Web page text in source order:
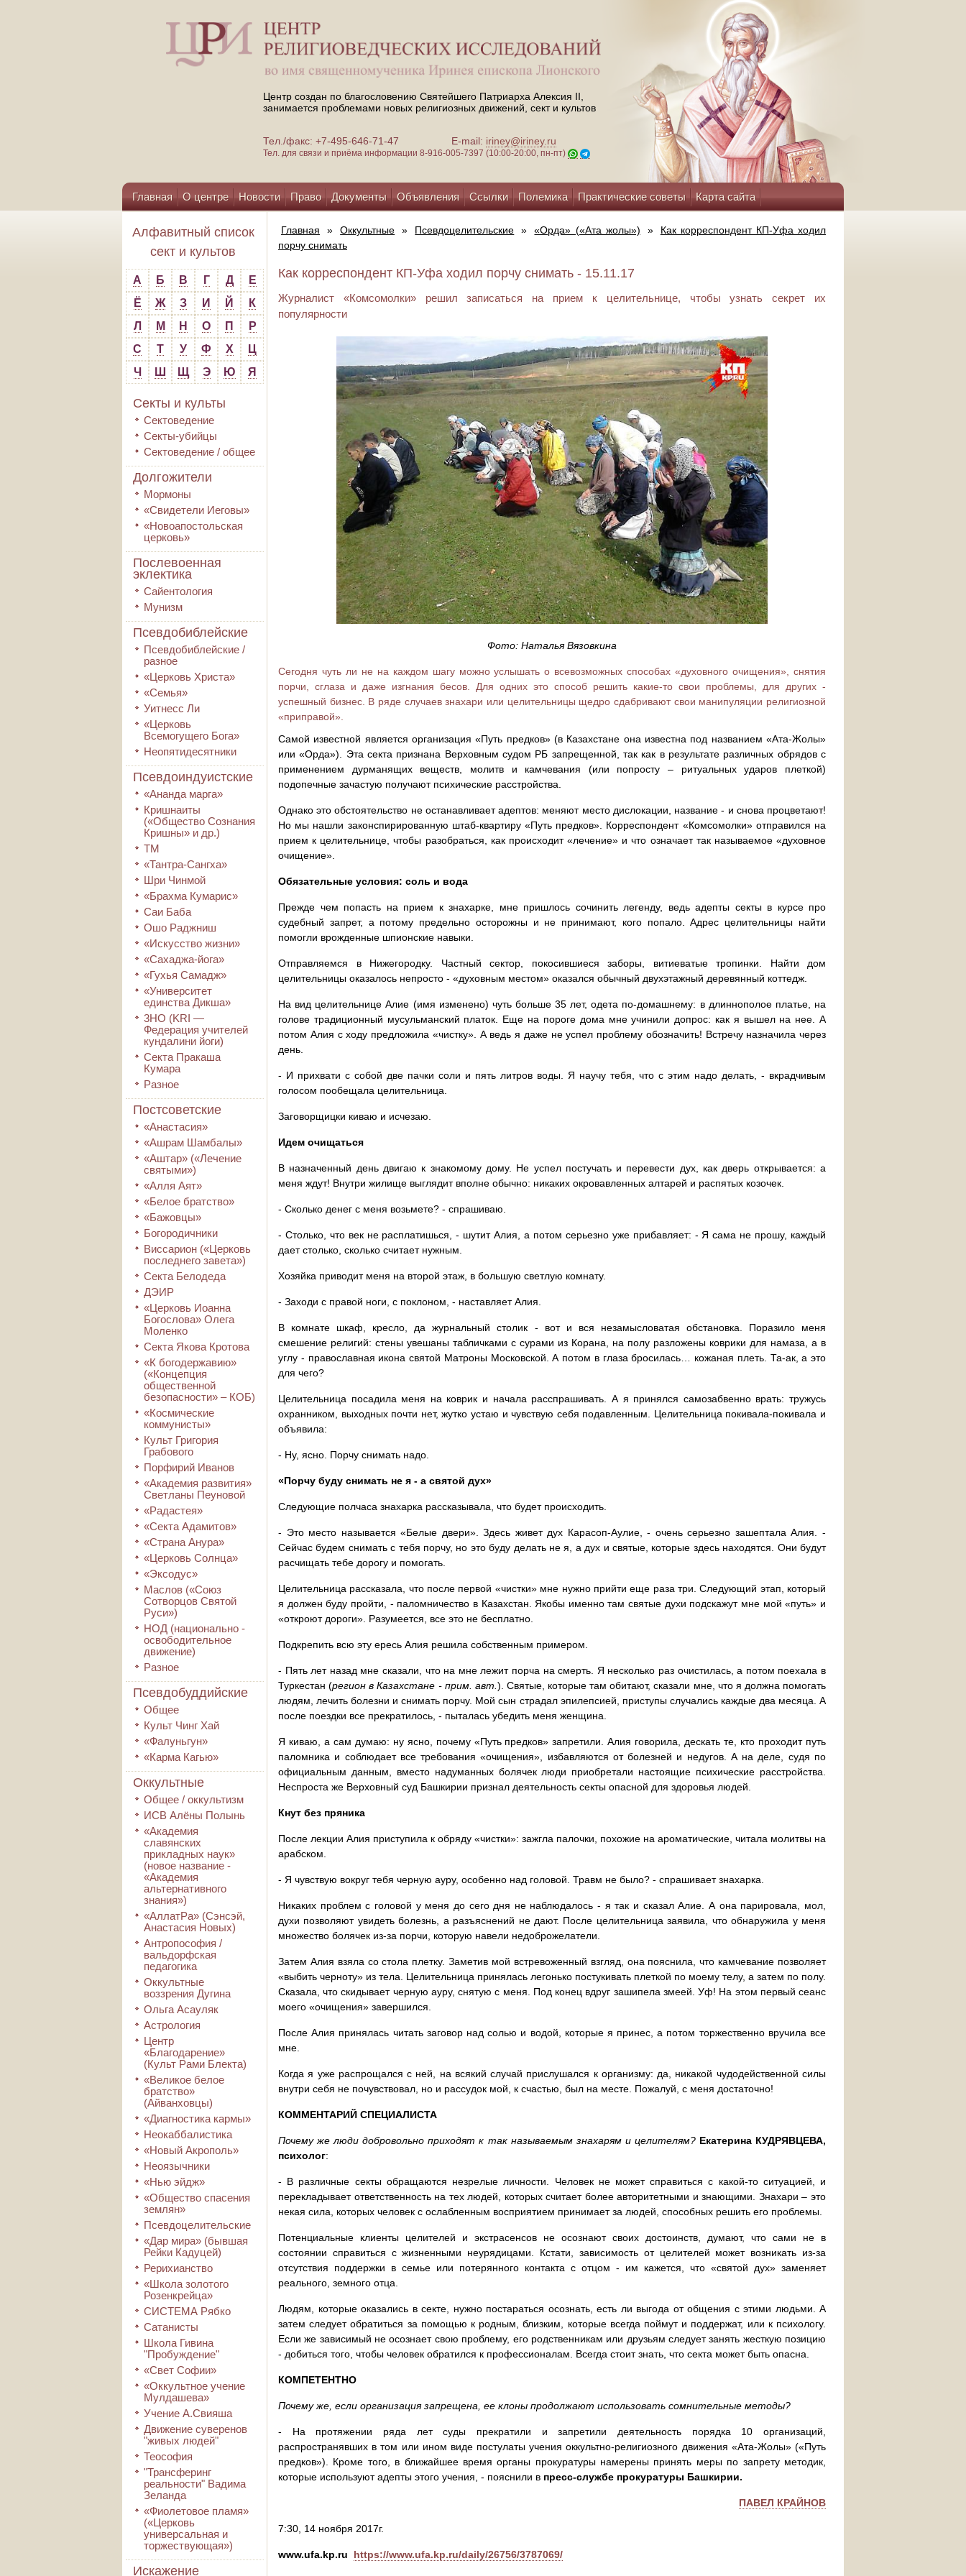
Центр создан по благословению Святейшего Патриарха Алексия II,
занимается проблемами новых религиозных движений, сект и культов
Тел./факс: +7-495-646-71-47 E-mail: iriney@iriney.ru
Тел. для связи и приёма информации 8-916-005-7397 (10:00-20:00, пн-пт)
Главная О центре Новости Право Документы Объявления Ссылки Полемика Практические советы Карта сайта
Помощь центру
Алфавитный список
сект и культов
А Б В Г Д
Е
Ё
Ж З И Й
К
Л
М Н О П
Р
С
Т У Ф Х
Ц
Ч
Ш Щ Э Ю Я
Секты и культы
Сектоведение
Секты-убийцы
Сектоведение / общее
Долгожители
Мормоны
«Свидетели Иеговы»
«Новоапостольская
церковь»
Послевоенная
эклектика
Сайентология
Мунизм
Псевдобиблейские
Псевдобиблейские /
разное
«Церковь Христа»
«Семья»
Уитнесс Ли
«Церковь
Всемогущего Бога»
Неопятидесятники
Псевдоиндуистские
«Ананда марга»
Кришнаиты
(«Общество Сознания
Кришны» и др.)
ТМ
«Тантра-Сангха»
Шри Чинмой
«Брахма Кумарис»
Саи Баба
Ошо Раджниш
«Искусство жизни»
«Сахаджа-йога»
«Гухья Самадж»
«Университет
единства Дикша»
3HO (KRI ―
Федерация учителей
кундалини йоги)
Секта Пракаша
Кумара
Разное
Постсоветские
«Анастасия»
«Ашрам Шамбалы»
«Аштар» («Лечение
святыми»)
«Алля Аят»
«Белое братство»
«Бажовцы»
Богородичники
Виссарион («Церковь
последнего завета»)
Секта Белодеда
ДЭИР
«Церковь Иоанна
Богослова» Олега
Моленко
Секта Якова Кротова
«К богодержавию»
(«Концепция
общественной
безопасности» – КОБ)
«Космические
коммунисты»
Культ Григория
Грабового
Порфирий Иванов
«Академия развития»
Светланы Пеуновой
«Радастея»
«Секта Адамитов»
«Страна Анура»
«Церковь Солнца»
«Эксодус»
Маслов («Союз
Сотворцов Святой
Руси»)
НОД (национально -
освободительное
движение)
Разное
Псевдобуддийские
Общее
Культ Чинг Хай
«Фалуньгун»
«Карма Кагью»
Оккультные
Общее / оккультизм
ИСВ Алёны Полынь
«Академия
славянских
прикладных наук»
(новое название -
«Академия
альтернативного
знания»)
«АллатРа» (Сэнсэй,
Анастасия Новых)
Антропософия /
вальдорфская
педагогика
Оккультные
воззрения Дугина
Ольга Асауляк
Астрология
Центр
«Благодарение»
(Культ Рами Блекта)
«Великое белое
братство»
(Айванховцы)
«Диагностика кармы»
Неокаббалистика
«Новый Акрополь»
Неоязычники
«Нью эйдж»
«Общество спасения
землян»
Псевдоцелительские
«Дар мира» (бывшая
Рейки Кадуцей)
Рерихианство
«Школа золотого
Розенкрейца»
СИСТЕМА Рябко
Сатанисты
Школа Гивина
"Пробуждение"
«Свет Софии»
«Оккультное учение
Мулдашева»
Учение А.Свияша
Движение суверенов
"живых людей"
Теософия
"Трансферинг
реальности" Вадима
Зеланда
«Фиолетовое пламя»
(«Церковь
универсальная и
торжествующая»)
Искажение
Главная » Оккультные » Псевдоцелительские » «Орда» («Ата жолы») »
Как корреспондент КП-Уфа ходил
порчу снимать
Как корреспондент КП-Уфа ходил порчу снимать - 15.11.17
Журналист «Комсомолки» решил записаться на прием к целительнице, чтобы узнать секрет их
популярности
Фото: Наталья Вязовкина
Сегодня чуть ли не на каждом шагу можно услышать о всевозможных способах «духовного очищения», снятия
порчи, сглаза и даже изгнания бесов. Для одних это способ решить какие-то свои проблемы, для других -
успешный бизнес. В ряде случаев знахари или целительницы щедро сдабривают свои манипуляции религиозной
«приправой».
Самой известной является организация «Путь предков» (в Казахстане она известна под названием «Ата-Жолы»
или «Орда»). Эта секта признана Верховным судом РБ запрещенной, так как в результате различных обрядов с
применением дурманящих веществ, молитв и камчевания (или попросту – ритуальных ударов плеткой)
подопечные зачастую получают психические расстройства.
Однако это обстоятельство не останавливает адептов: меняют место дислокации, название - и снова процветают!
Но мы нашли законспирированную штаб-квартиру «Путь предков». Корреспондент «Комсомолки» отправился на
прием к целительнице, чтобы разобраться, как происходит «лечение» и что означает так называемое «духовное
очищение».
Обязательные условия: соль и вода
Прежде чем попасть на прием к знахарке, мне пришлось сочинить легенду, ведь адепты секты в курсе про
судебный запрет, а потому предельно осторожны и не принимают, кого попало. Адрес целительницы найти
помогли врожденные шпионские навыки.
Отправляемся в Нижегородку. Частный сектор, покосившиеся заборы, витиеватые тропинки. Найти дом
целительницы оказалось непросто - «духовным местом» оказался обычный двухэтажный деревянный коттедж.
На вид целительнице Алие (имя изменено) чуть больше 35 лет, одета по-домашнему: в длиннополое платье, на
голове традиционный мусульманский платок. Еще на пороге дома мне учинили допрос: как я вышел на нее. А
потом Алия с ходу предложила «чистку». А ведь я даже не успел проблему обозначить! Встречу назначила через
день.
- И прихвати с собой две пачки соли и пять литров воды. Я научу тебя, что с этим надо делать, - вкрадчивым
голосом пообещала целительница.
Заговорщицки киваю и исчезаю.
Идем очищаться
В назначенный день двигаю к знакомому дому. Не успел постучать и перевести дух, как дверь открывается: а
меня ждут! Внутри жилище выглядит вполне обычно: никаких окровавленных алтарей и распятых козочек.
- Сколько денег с меня возьмете? - спрашиваю.
- Столько, что век не расплатишься, - шутит Алия, а потом серьезно уже прибавляет: - Я сама не прошу, каждый
дает столько, сколько считает нужным.
Хозяйка приводит меня на второй этаж, в большую светлую комнату.
- Заходи с правой ноги, с поклоном, - наставляет Алия.
В комнате шкаф, кресло, да журнальный столик - вот и вся незамысловатая обстановка. Поразило меня
смешение религий: стены увешаны табличками с сурами из Корана, на полу разложены коврики для намаза, а в
углу - православная икона святой Матроны Московской. А потом в глаза бросилась… кожаная плеть. Та-ак, а это
для чего?
Целительница посадила меня на коврик и начала расспрашивать. А я принялся самозабвенно врать: тружусь
охранником, выходных почти нет, жутко устаю и чувствую себя подавленным. Целительница покивала-покивала и
объявила:
- Ну, ясно. Порчу снимать надо.
«Порчу буду снимать не я - а святой дух»
Следующие полчаса знахарка рассказывала, что будет происходить.
- Это место называется «Белые двери». Здесь живет дух Карасоп-Аулие, - очень серьезно зашептала Алия. -
Сейчас будем снимать с тебя порчу, но это буду делать не я, а дух и святые, которые здесь находятся. Они будут
расчищать тебе дорогу и помогать.
Целительница рассказала, что после первой «чистки» мне нужно прийти еще раза три. Следующий этап, который
я должен буду пройти, - паломничество в Казахстан. Якобы именно там святые духи подскажут мне мой «путь» и
«откроют дороги». Разумеется, все это не бесплатно.
Подкрепить всю эту ересь Алия решила собственным примером.
- Пять лет назад мне сказали, что на мне лежит порча на смерть. Я несколько раз очистилась, а потом поехала в
Туркестан (регион в Казахстане - прим. авт. ). Святые, которые там обитают, сказали мне, что я должна помогать
людям, лечить болезни и снимать порчу. Мой сын страдал эпилепсией, приступы случались каждые два месяца. А
после поездки все прекратилось, - пыталась убедить меня женщина.
Я киваю, а сам думаю: ну ясно, почему «Путь предков» запретили. Алия говорила, дескать те, кто проходит путь
паломника и соблюдает все требования «очищения», избавляются от болезней и недугов. А на деле, судя по
официальным данным, вместо надуманных болячек люди приобретали настоящие психические расстройства.
Неспроста же Верховный суд Башкирии признал деятельность секты опасной для здоровья людей.
Кнут без пряника
После лекции Алия приступила к обряду «чистки»: зажгла палочки, похожие на ароматические, читала молитвы на
арабском.
- Я чувствую вокруг тебя черную ауру, особенно над головой. Травм не было? - спрашивает знахарка.
Никаких проблем с головой у меня до сего дня не наблюдалось - я так и сказал Алие. А она парировала, мол,
духи позволяют увидеть болезнь, а разъяснений не дают. После целительница заявила, что обнаружила у меня
множество болячек из-за порчи, которую навели недоброжелатели.
Затем Алия взяла со стола плетку. Заметив мой встревоженный взгляд, она пояснила, что камчевание позволяет
«выбить черноту» из тела. Целительница принялась легонько постукивать плеткой по моему телу, а затем по полу.
Сказала, что скидывает черную ауру, снятую с меня. Под конец вдруг зашипела змеей. Уф! На этом первый сеанс
моего «очищения» завершился.
После Алия принялась читать заговор над солью и водой, которые я принес, а потом торжественно вручила все
мне.
Когда я уже распрощался с ней, на всякий случай прислушался к организму: да, никакой чудодейственной силы
внутри себя не почувствовал, но и рассудок мой, к счастью, был на месте. Пожалуй, с меня достаточно!
КОММЕНТАРИЙ СПЕЦИАЛИСТА
Почему же люди добровольно приходят к так называемым знахарям и целителям? Екатерина КУДРЯВЦЕВА,
психолог:
- В различные секты обращаются незрелые личности. Человек не может справиться с какой-то ситуацией, и
перекладывает ответственность на тех людей, которых считает более авторитетными и знающими. Знахари – это
некая сила, которых человек с ослабленным восприятием принимает за людей, способных решить его проблемы.
Потенциальные клиенты целителей и экстрасенсов не осознают своих достоинств, думают, что сами не в
состоянии справиться с жизненными неурядицами. Кстати, зависимость от целителей может возникать из-за
отсутствия поддержки в семье или потерянного контакта с отцом - им кажется, что «святой дух» заменяет
реального, земного отца.
Людям, которые оказались в секте, нужно постараться осознать, есть ли выгода от общения с этими людьми. А
затем следует обратиться за помощью к родным, близким, которые всегда поймут и поддержат, или к психологу.
Если же зависимый не осознает свою проблему, его родственникам или друзьям следует занять жесткую позицию
- добиться того, чтобы человек обратился к профессионалам. Всегда стоит знать, что секта может быть опасна.
КОМПЕТЕНТНО
Почему же, если организация запрещена, ее клоны продолжают использовать сомнительные методы?
- На протяжении ряда лет суды прекратили и запретили деятельность порядка 10 организаций,
распространявших в том или ином виде постулаты учения оккультно-религиозного движения «Ата-Жолы» («Путь
предков»). Кроме того, в ближайшее время органы прокуратуры намерены принять меры по запрету методик,
которые используют адепты этого учения, - пояснили в пресс-службе прокуратуры Башкирии.
ПАВЕЛ КРАЙНОВ
7:30, 14 ноября 2017г.
www.ufa.kp.ru https://www.ufa.kp.ru/daily/26756/3787069/